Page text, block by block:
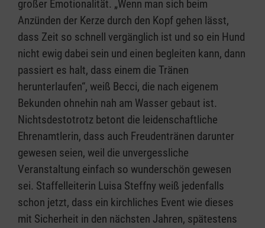
großer Emotionalität. „Wenn man sich beim
Anzünden der Kerze durch den Kopf gehen lässt,
dass Zeit so schnell vergänglich ist und so ein Hund
nicht ewig dabei sein und einen begleiten kann, dann
passiert es halt, dass einem die Tränen
herunterlaufen“, weiß Becci, die nach eigenem
Bekunden ohnehin nah am Wasser gebaut ist.
Nichtsdestotrotz betont die leidenschaftliche
Ehrenamtlerin, dass auch Freudentränen darunter
gewesen seien, weil die unvergessliche
Veranstaltung einfach so wunderschön gewesen
sei. Staffelleiterin Luisa Steffny weiß jedenfalls
schon jetzt, dass ein kirchliches Event wie dieses
mit Sicherheit in den nächsten Jahren, spätestens